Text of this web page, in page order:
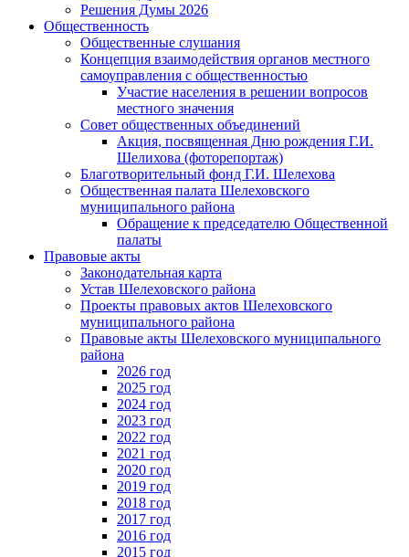
Решения Думы 2026
Общественность
Общественные слушания
Концепция взаимодействия органов местного
самоуправления с общественностью
Участие населения в решении вопросов
местного значения
Совет общественных объединений
Акция, посвященная Дню рождения Г.И.
Шелихова (фоторепортаж)
Благотворительный фонд Г.И. Шелехова
Общественная палата Шелеховского
муниципального района
Обращение к председателю Общественной
палаты
Правовые акты
Законодательная карта
Устав Шелеховского района
Проекты правовых актов Шелеховского
муниципального района
Правовые акты Шелеховского муниципального
района
2026 год
2025 год
2024 год
2023 год
2022 год
2021 год
2020 год
2019 год
2018 год
2017 год
2016 год
2015 год